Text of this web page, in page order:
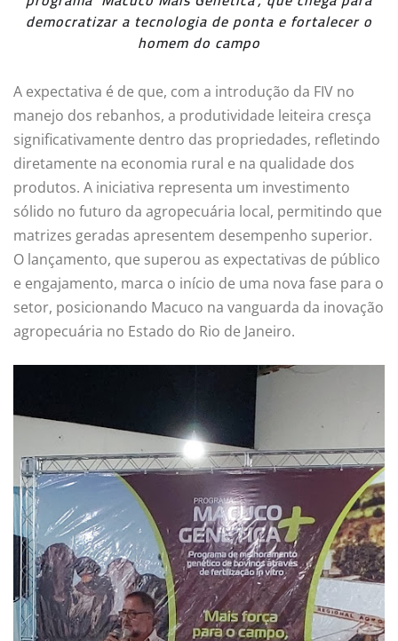
democratizar a tecnologia de ponta e fortalecer o
homem do campo
A expectativa é de que, com a introdução da FIV no
manejo dos rebanhos, a produtividade leiteira cresça
significativamente dentro das propriedades, refletindo
diretamente na economia rural e na qualidade dos
produtos. A iniciativa representa um investimento
sólido no futuro da agropecuária local, permitindo que
matrizes geradas apresentem desempenho superior.
O lançamento, que superou as expectativas de público
e engajamento, marca o início de uma nova fase para o
setor, posicionando Macuco na vanguarda da inovação
agropecuária no Estado do Rio de Janeiro.